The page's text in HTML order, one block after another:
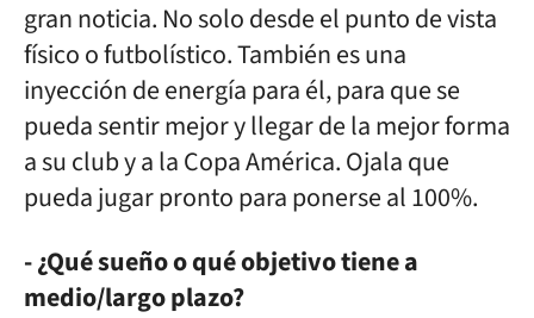
gran noticia. No solo desde el punto de vista
físico o futbolístico. También es una
inyección de energía para él, para que se
pueda sentir mejor y llegar de la mejor forma
a su club y a la Copa América. Ojala que
pueda jugar pronto para ponerse al 100%.
- ¿Qué sueño o qué objetivo tiene a
medio/largo plazo?